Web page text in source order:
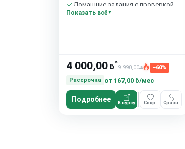
Домашние задания с проверкой
Бесплатный пробный урок
Показать всё
4 000,00 ƃ*
9 990,00ƃ
−60%
Рассрочка
от 167,00 ƃ/мес
Подробнее К курсу Сохр. Сравн.